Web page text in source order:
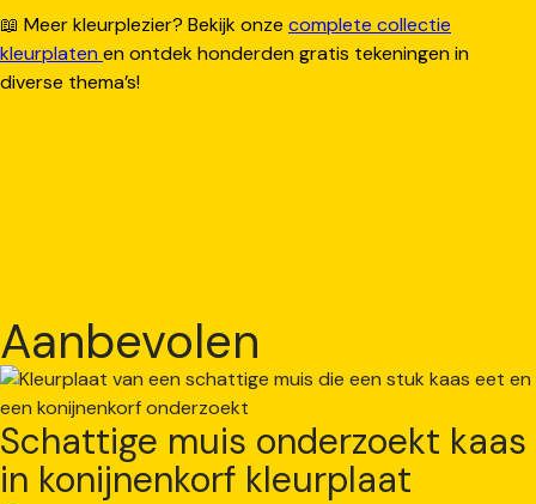
📖 Meer kleurplezier? Bekijk onze complete collectie
kleurplatenen ontdek honderden gratis tekeningen in
diverse thema’s!
Aanbevolen
Schattige muis onderzoekt kaas
in konijnenkorf kleurplaat